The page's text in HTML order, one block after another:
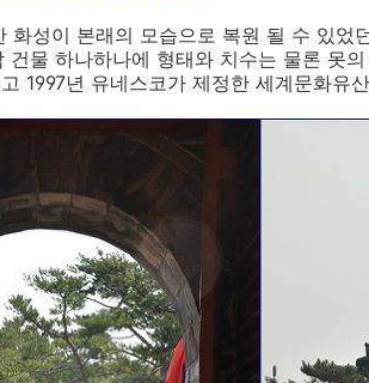
화성이 본래의 모습으로 복원 될 수 있었
건물 하나하나에 형태와 치수는 물론 못
1997년 유네스코가 제정한 세계문화유